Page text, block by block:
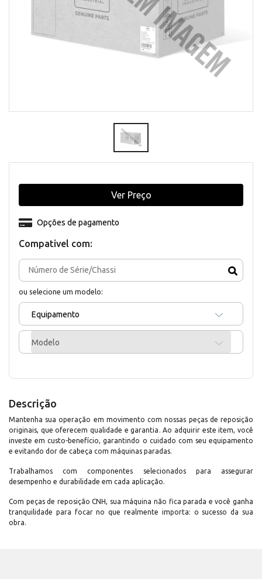
Compativel com:
ou selecione um modelo:
Equipamento
Modelo
Opções de pagamento
Ver Preço
Descrição
Mantenha sua operação em movimento com nossas peças de reposição
originais, que oferecem qualidade e garantia. Ao adquirir este item, você
investe em custo-benefício, garantindo o cuidado com seu equipamento
e evitando dor de cabeça com máquinas paradas.
Trabalhamos com componentes selecionados para assegurar
desempenho e durabilidade em cada aplicação.
Com peças de reposição CNH, sua máquina não fica parada e você ganha
tranquilidade para focar no que realmente importa: o sucesso da sua
obra.